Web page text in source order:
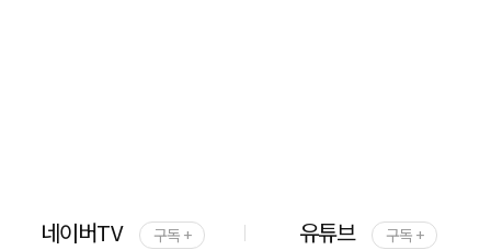
네이버TV 구독 + 유튜브 구독 +